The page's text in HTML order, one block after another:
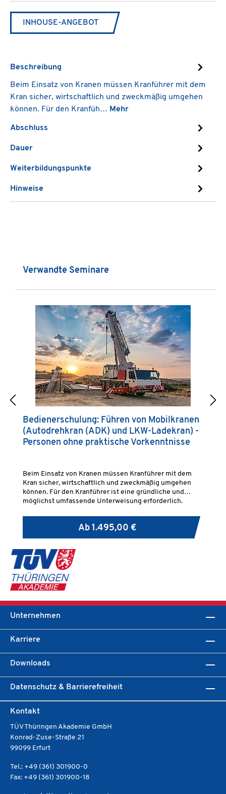
INHOUSE-ANGEBOT
Beschreibung
Beim Einsatz von Kranen müssen Kranführer mit dem
Kran sicher, wirtschaftlich und zweckmäßig umgehen
können. Für den Kranfüh… Mehr
Abschluss
Dauer
Weiterbildungspunkte
Hinweise
Produktgalerie überspringen
Verwandte Seminare
Bedienerschulung: Führen von Mobilkranen
(Autodrehkran (ADK) und LKW-Ladekran) -
Personen ohne praktische Vorkenntnisse
Beim Einsatz von Kranen müssen Kranführer mit dem
Kran sicher, wirtschaftlich und zweckmäßig umgehen
können. Für den Kranführer ist eine gründliche und
möglichst umfassende Unterweisung erforderlich.
Ab 1.495,00 €
Unternehmen
Karriere
Downloads
Datenschutz & Barrierefreiheit
Kontakt
TÜV Thüringen Akademie GmbH
Konrad-Zuse-Straße 21
99099 Erfurt
Tel.: +49 (361) 301900-0
Fax: +49 (361) 301900-18